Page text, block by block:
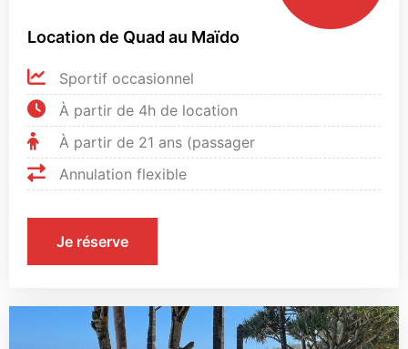
Location de Quad au Maïdo
Sportif occasionnel
À partir de 4h de location
À partir de 21 ans (passager
Annulation flexible
Je réserve